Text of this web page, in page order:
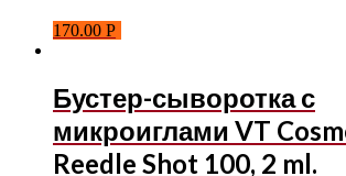
170.00 Р
Бустер-сыворотка с
микроиглами VT
Reedle Shot 100, 2 ml.